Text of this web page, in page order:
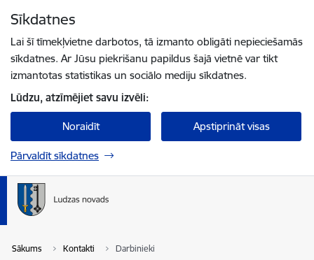
Sīkdatnes
Lai šī tīmekļvietne darbotos, tā izmanto obligāti nepieciešamās
sīkdatnes. Ar Jūsu piekrišanu papildus šajā vietnē var tikt
izmantotas statistikas un sociālo mediju sīkdatnes.
Lūdzu, atzīmējiet savu izvēli:
Noraidīt Apstiprināt visas
Pārvaldīt sīkdatnes
Sākums Kontakti Darbinieki